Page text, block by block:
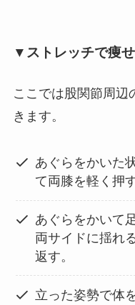
▼ストレッチで痩
ここでは股関節周辺
きます。
あぐらをかいた
て両膝を軽く押す
あぐらをかいて
両サイドに揺れ
返す。
立った姿勢で体